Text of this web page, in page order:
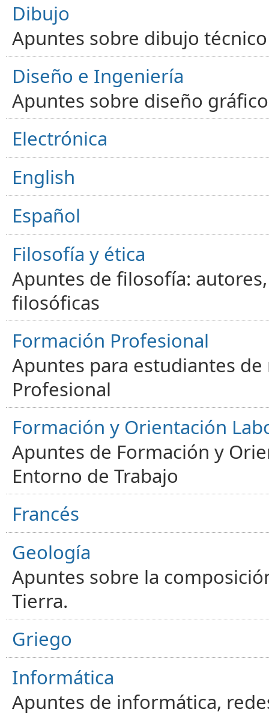
Dibujo
Apuntes sobre dibujo
Diseño e Ingeniería
Apuntes sobre diseño
Electrónica
English
Español
Filosofía y ética
Apuntes de filosofía:
filosóficas
Formación Profesional
Apuntes para estudiantes
Profesional
Formación y Orientación
Apuntes de Formación y
Entorno de Trabajo
Francés
Geología
Apuntes sobre la
Tierra.
Griego
Informática
Apuntes de informática,